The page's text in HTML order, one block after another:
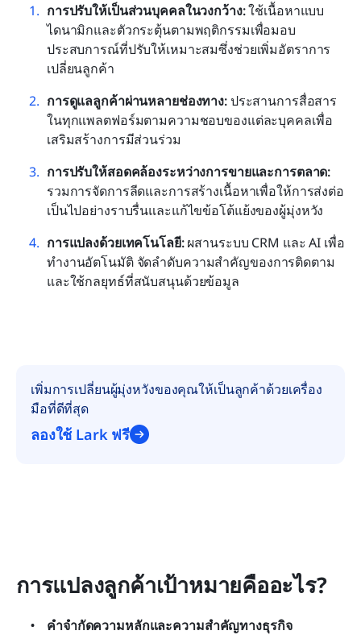
การปรับให้เป็นส่วนบุคคลในวงกว้าง: ใช้เนื้อหาแบบ
ไดนามิกและตัวกระตุ้นตามพฤติกรรมเพื่อมอบ
ประสบการณ์ที่ปรับให้เหมาะสมซึ่งช่วยเพิ่มอัตราการ
เปลี่ยนลูกค้า
การดูแลลูกค้าผ่านหลายช่องทาง: ประสานการสื่อสาร
ในทุกแพลตฟอร์มตามความชอบของแต่ละบุคคลเพื่อ
เสริมสร้างการมีส่วนร่วม
รวมการจัดการลีดและการสร้างเนื้อหาเพื่อให้การส่งต่อ
เป็นไปอย่างราบรื่นและแก้ไขข้อโต้แย้งของผู้มุ่งหวัง
การแปลงด้วยเทคโนโลยี: ผสานระบบ CRM และ AI เพื่อ
ทำงานอัตโนมัติ จัดลำดับความสำคัญของการติดตาม
และใช้กลยุทธ์ที่สนับสนุนด้วยข้อมูล
เพิ่มการเปลี่ยนผู้มุ่งหวังของคุณให้เป็นลูกค้าด้วยเครื่อง
มือที่ดีที่สุด
ลองใช้ Lark ฟรี
การแปลงลูกค้าเป้าหมายคืออะไร?
คำจำกัดความหลักและความสำคัญทางธุรกิจ